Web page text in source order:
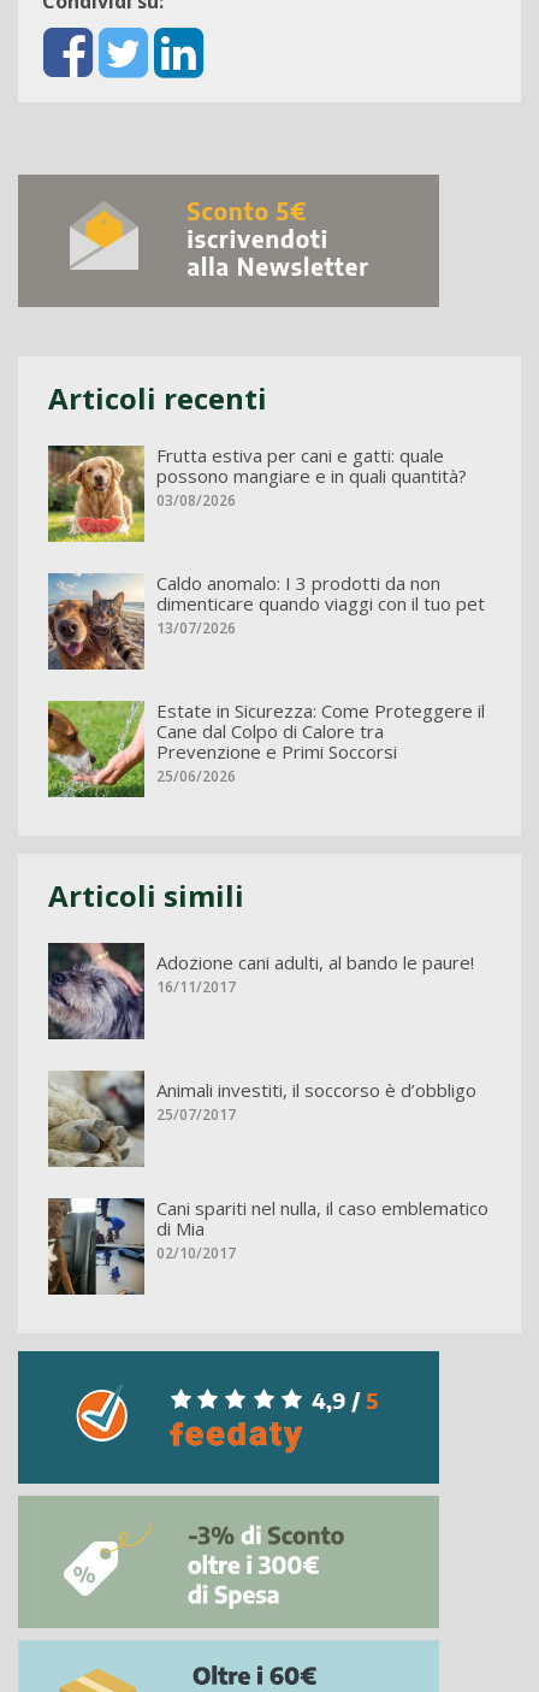
Articoli recenti
Frutta estiva per cani e gatti: quale
possono mangiare e in quali quantità?
03/08/2026
Caldo anomalo: I 3 prodotti da non
dimenticare quando viaggi con il tuo pet
13/07/2026
Estate in Sicurezza: Come Proteggere il
Cane dal Colpo di Calore tra
Prevenzione e Primi Soccorsi
25/06/2026
Articoli simili
Adozione cani adulti, al bando le paure!
16/11/2017
Animali investiti, il soccorso è d’obbligo
25/07/2017
Cani spariti nel nulla, il caso emblematico
di Mia
02/10/2017